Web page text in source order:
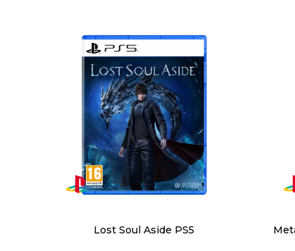
Lost Soul Aside PS5